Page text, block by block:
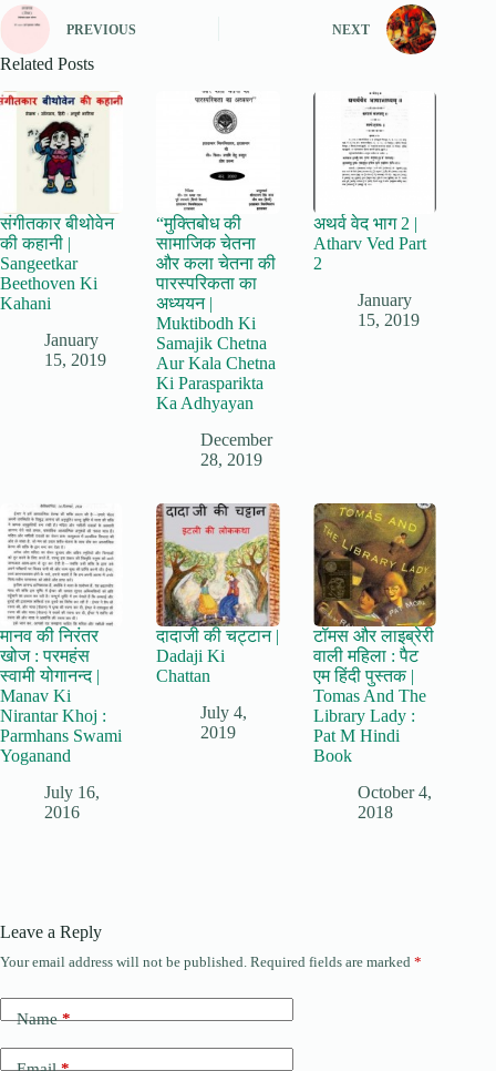
PREVIOUS NEXT
Related Posts
संगीतकार बीथोवेन
की कहानी |
Sangeetkar
Beethoven Ki
Kahani
January
15, 2019
“मुक्तिबोध की
सामाजिक चेतना
और कला चेतना की
पारस्परिकता का
अध्ययन |
Muktibodh Ki
Samajik Chetna
Aur Kala Chetna
Ki Parasparikta
Ka Adhyayan
December
28, 2019
अथर्व वेद भाग 2 |
Atharv Ved Part
2
January
15, 2019
मानव की निरंतर
खोज : परमहंस
स्वामी योगानन्द |
Manav Ki
Nirantar Khoj :
Parmhans Swami
Yoganand
July 16,
2016
दादाजी की चट्टान |
Dadaji Ki
Chattan
July 4,
2019
टॉमस और लाइब्रेरी
वाली महिला : पैट
एम हिंदी पुस्तक |
Tomas And The
Library Lady :
Pat M Hindi
Book
October 4,
2018
Leave a Reply
Your email address will not be published. Required fields are marked *
Name*